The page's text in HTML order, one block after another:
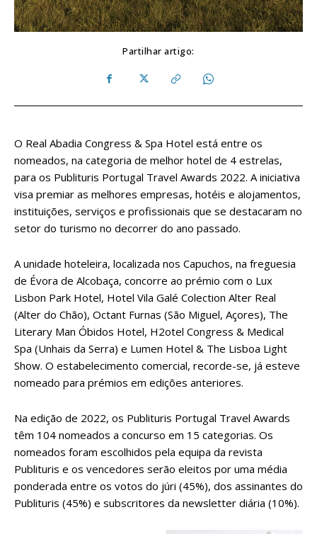
Partilhar artigo:
O Real Abadia Congress & Spa Hotel está entre os
nomeados, na categoria de melhor hotel de 4 estrelas,
para os Publituris Portugal Travel Awards 2022. A iniciativa
visa premiar as melhores empresas, hotéis e alojamentos,
instituições, serviços e profissionais que se destacaram no
setor do turismo no decorrer do ano passado.
A unidade hoteleira, localizada nos Capuchos, na freguesia
de Évora de Alcobaça, concorre ao prémio com o Lux
Lisbon Park Hotel, Hotel Vila Galé Colection Alter Real
(Alter do Chão), Octant Furnas (São Miguel, Açores), The
Literary Man Óbidos Hotel, H2otel Congress & Medical
Spa (Unhais da Serra) e Lumen Hotel & The Lisboa Light
Show. O estabelecimento comercial, recorde-se, já esteve
nomeado para prémios em edições anteriores.
Na edição de 2022, os Publituris Portugal Travel Awards
têm 104 nomeados a concurso em 15 categorias. Os
nomeados foram escolhidos pela equipa da revista
Publituris e os vencedores serão eleitos por uma média
ponderada entre os votos do júri (45%), dos assinantes do
Publituris (45%) e subscritores da newsletter diária (10%).